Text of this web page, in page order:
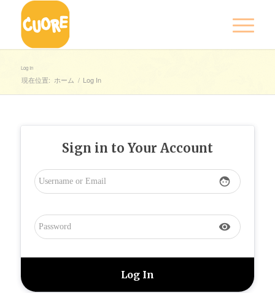
Log In
現在位置: ホーム / Log In
Sign in to Your Account
face
visibility